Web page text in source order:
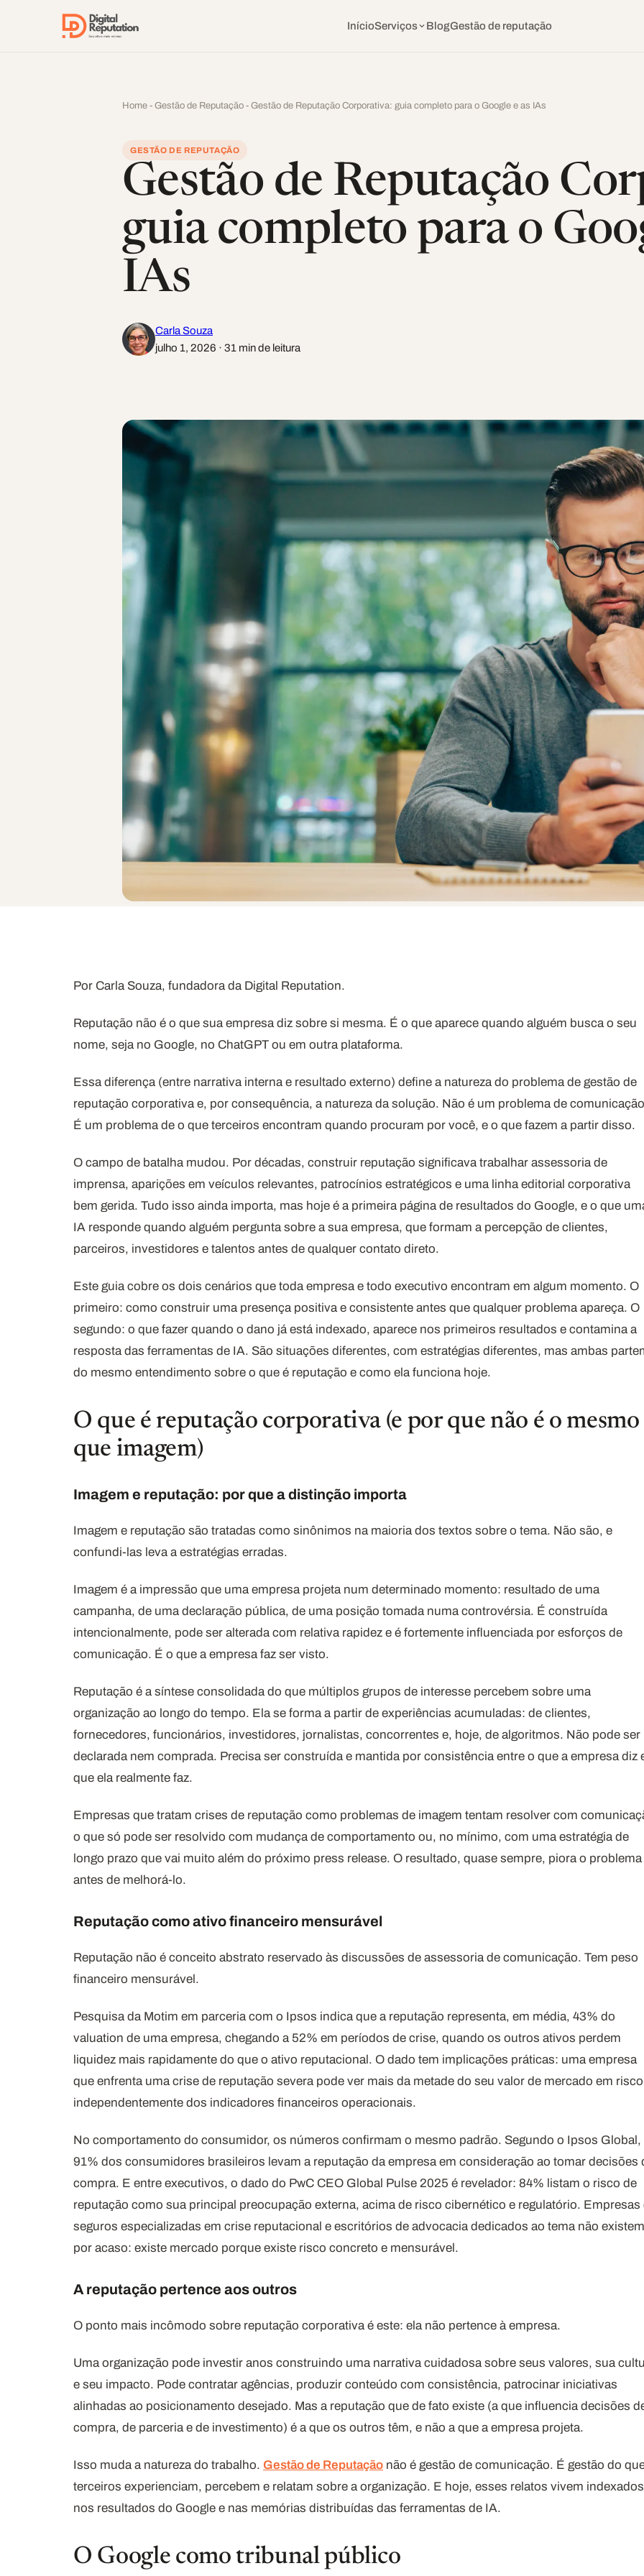
InícioServiços BlogGestão de reputação
Home - Gestão de Reputação - Gestão de Reputação Corporativa: guia completo para o Google e as IAs
GESTÃO DE REPUTAÇÃO
Gestão de Reputação
guia completo para o
IAs
Carla Souza
julho 1, 2026 · 31 min de leitura
Por Carla Souza, fundadora da Digital Reputation.
Reputação não é o que sua empresa diz sobre si mesma. É o que aparece quando alguém busca o seu
nome, seja no Google, no ChatGPT ou em outra plataforma.
Essa diferença (entre narrativa interna e resultado externo) define a natureza do problema de gestão de
reputação corporativa e, por consequência, a natureza da solução. Não é um problema de
É um problema de o que terceiros encontram quando procuram por você, e o que fazem a partir disso.
O campo de batalha mudou. Por décadas, construir reputação significava trabalhar assessoria de
imprensa, aparições em veículos relevantes, patrocínios estratégicos e uma linha editorial corporativa
bem gerida. Tudo isso ainda importa, mas hoje é a primeira página de resultados do Google, e o que
IA responde quando alguém pergunta sobre a sua empresa, que formam a percepção de clientes,
parceiros, investidores e talentos antes de qualquer contato direto.
Este guia cobre os dois cenários que toda empresa e todo executivo encontram em algum momento. O
primeiro: como construir uma presença positiva e consistente antes que qualquer problema apareça. O
segundo: o que fazer quando o dano já está indexado, aparece nos primeiros resultados e contamina a
resposta das ferramentas de IA. São situações diferentes, com estratégias diferentes, mas ambas
do mesmo entendimento sobre o que é reputação e como ela funciona hoje.
O que é reputação corporativa (e por que não é o mesmo
que imagem)
Imagem e reputação: por que a distinção importa
Imagem e reputação são tratadas como sinônimos na maioria dos textos sobre o tema. Não são, e
confundi-las leva a estratégias erradas.
Imagem é a impressão que uma empresa projeta num determinado momento: resultado de uma
campanha, de uma declaração pública, de uma posição tomada numa controvérsia. É construída
intencionalmente, pode ser alterada com relativa rapidez e é fortemente influenciada por esforços de
comunicação. É o que a empresa faz ser visto.
Reputação é a síntese consolidada do que múltiplos grupos de interesse percebem sobre uma
organização ao longo do tempo. Ela se forma a partir de experiências acumuladas: de clientes,
fornecedores, funcionários, investidores, jornalistas, concorrentes e, hoje, de algoritmos. Não pode ser
declarada nem comprada. Precisa ser construída e mantida por consistência entre o que a empresa diz
que ela realmente faz.
Empresas que tratam crises de reputação como problemas de imagem tentam resolver com
o que só pode ser resolvido com mudança de comportamento ou, no mínimo, com uma estratégia de
longo prazo que vai muito além do próximo press release. O resultado, quase sempre, piora o problema
antes de melhorá-lo.
Reputação como ativo financeiro mensurável
Reputação não é conceito abstrato reservado às discussões de assessoria de comunicação. Tem peso
financeiro mensurável.
Pesquisa da Motim em parceria com o Ipsos indica que a reputação representa, em média, 43% do
valuation de uma empresa, chegando a 52% em períodos de crise, quando os outros ativos perdem
liquidez mais rapidamente do que o ativo reputacional. O dado tem implicações práticas: uma empresa
que enfrenta uma crise de reputação severa pode ver mais da metade do seu valor de mercado em
independentemente dos indicadores financeiros operacionais.
No comportamento do consumidor, os números confirmam o mesmo padrão. Segundo o Ipsos Global,
91% dos consumidores brasileiros levam a reputação da empresa em consideração ao tomar decisões
compra. E entre executivos, o dado do PwC CEO Global Pulse 2025 é revelador: 84% listam o risco de
reputação como sua principal preocupação externa, acima de risco cibernético e regulatório. Empresas
seguros especializadas em crise reputacional e escritórios de advocacia dedicados ao tema não existem
por acaso: existe mercado porque existe risco concreto e mensurável.
A reputação pertence aos outros
O ponto mais incômodo sobre reputação corporativa é este: ela não pertence à empresa.
Uma organização pode investir anos construindo uma narrativa cuidadosa sobre seus valores, sua
e seu impacto. Pode contratar agências, produzir conteúdo com consistência, patrocinar iniciativas
alinhadas ao posicionamento desejado. Mas a reputação que de fato existe (a que influencia decisões
compra, de parceria e de investimento) é a que os outros têm, e não a que a empresa projeta.
Isso muda a natureza do trabalho. Gestão de Reputação não é gestão de comunicação. É gestão do
terceiros experienciam, percebem e relatam sobre a organização. E hoje, esses relatos vivem indexados
nos resultados do Google e nas memórias distribuídas das ferramentas de IA.
O Google como tribunal público